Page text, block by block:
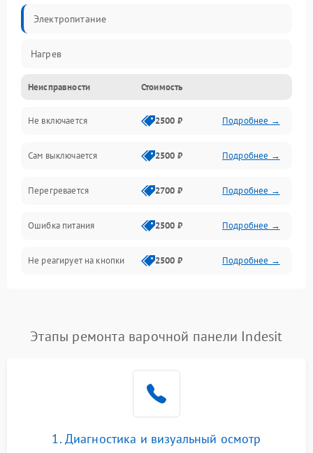
Электропитание
Нагрев
Неисправности Стоимость
Не включается 2500 ₽ Подробнее →
Сам выключается 2500 ₽ Подробнее →
Перегревается 2700 ₽ Подробнее →
Ошибка питания 2500 ₽ Подробнее →
Не реагирует на кнопки 2500 ₽ Подробнее →
Этапы ремонта варочной панели Indesit
1. Диагностика и визуальный осмотр